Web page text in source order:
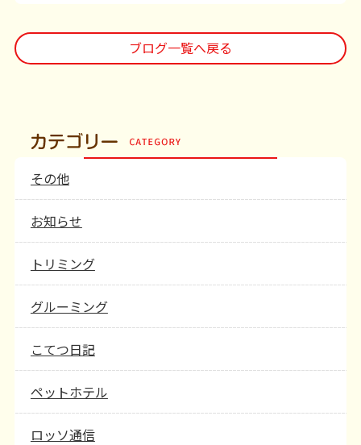
ブログ一覧へ戻る
その他
お知らせ
トリミング
グルーミング
こてつ日記
ペットホテル
ロッソ通信